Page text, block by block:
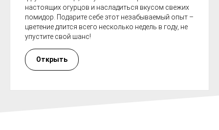
настоящих огурцов и насладиться вкусом свежих
помидор. Подарите себе этот незабываемый опыт –
цветение длится всего несколько недель в году, не
упустите свой шанс!
Открыть